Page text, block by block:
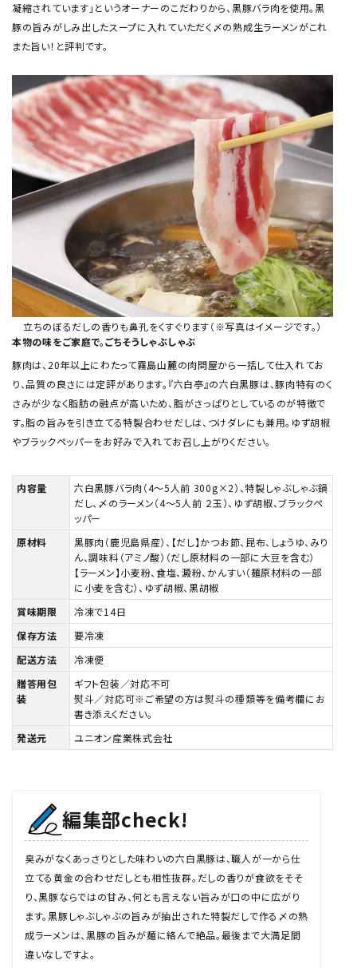
凝縮されています」というオーナーのこだわりから、黒豚バラ肉を使用。黒
豚の旨みがしみ出したスープに入れていただく〆の熟成生ラーメンがこれ
また旨い！と評判です。
立ちのぼるだしの香りも鼻孔をくすぐります（※写真はイメージです。）
本物の味をご家庭で。ごちそうしゃぶしゃぶ
豚肉は、20年以上にわたって霧島山麓の肉問屋から一括して仕入れてお
り、品質の良さには定評があります。『六白亭』の六白黒豚は、豚肉特有のく
さみが少なく脂肪の融点が高いため、脂がさっぱりとしているのが特徴で
す。脂の旨みを引き立てる特製合わせだしは、つけダレにも兼用。ゆず胡椒
やブラックペッパーをお好みで入れてお召し上がりください。
内容量
六白黒豚バラ肉（4～5人前 300g×2）、特製しゃぶしゃぶ鍋
だし、〆のラーメン（4～5人前 ２玉）、ゆず胡椒、ブラックペ
ッパー
原材料
黒豚肉（鹿児島県産）、【だし】かつお節、昆布、しょうゆ、みり
ん、調味料（アミノ酸）（だし原材料の一部に大豆を含む）
【ラーメン】小麦粉、食塩、澱粉、かんすい（麺原材料の一部
に小麦を含む）、ゆず胡椒、黒胡椒
賞味期限
冷凍で14日
保存方法
要冷凍
配送方法
冷凍便
贈答用包
装
ギフト包装／対応不可
熨斗／対応可※ご希望の方は熨斗の種類等を備考欄にお
書き添えください。
発送元
ユニオン産業株式会社
編集部check!
臭みがなくあっさりとした味わいの六白黒豚は、職人が一から仕
立てる黄金の合わせだしとも相性抜群。だしの香りが食欲をそそ
り、黒豚ならではの甘み、何とも言えない旨みが口の中に広がり
ます。黒豚しゃぶしゃぶの旨みが抽出された特製だしで作る〆の熟
成ラーメンは、黒豚の旨みが麺に絡んで絶品。最後まで大満足間
違いなしですよ。